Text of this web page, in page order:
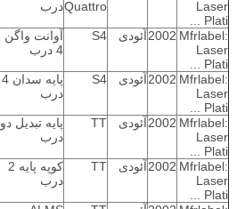
Laser
Plati ...
Quattroدرب
Mfrlabel:
Laser
Plati ...
2002آئودی S4
آوانت واگن
4 درب
Mfrlabel:
Laser
Plati ...
2002آئودی S4
پایه سدان 4
درب
Mfrlabel:
Laser
Plati ...
2002آئودی TT
پایه تبدیل دو
درب
Mfrlabel:
Laser
Plati ...
2002آئودی TT
کوپه پایه 2
درب